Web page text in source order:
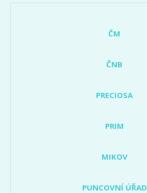
ČM
ČNB
PRECIOSA
PRIM
MIKOV
PUNCOVNÍ ÚŘAD